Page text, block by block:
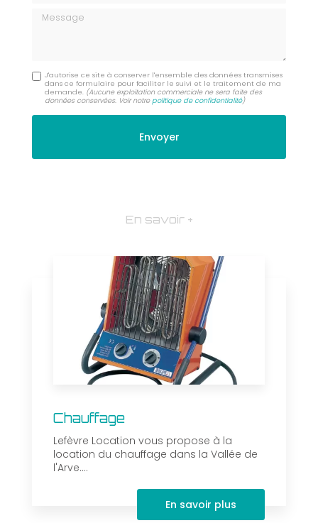
Message
J'autorise ce site à conserver l'ensemble des données transmises
dans ce formulaire pour faciliter le suivi et le traitement de ma
demande. (Aucune exploitation commerciale ne sera faite des
données conservées. Voir notrepolitique de confidentialité)
En savoir +
Chauffage
Lefèvre Location vous propose à la
location du chauffage dans la Vallée de
l'Arve....
En savoir plus